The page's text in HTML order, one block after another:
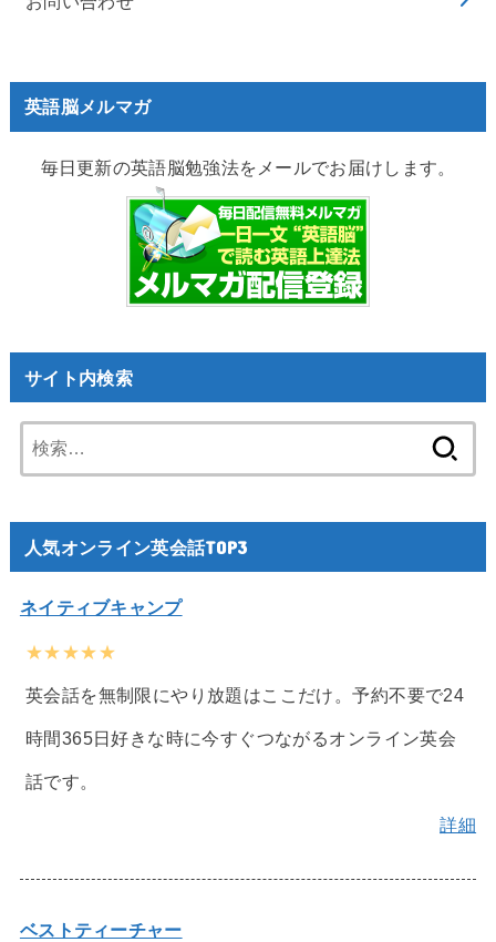
英語脳メルマガ
毎日更新の英語脳勉強法をメールでお届けします。
サイト内検索
索:
人気オンライン英会話TOP3
ネイティブキャンプ
★★★★★
英会話を無制限にやり放題はここだけ。予約不要で24
時間365日好きな時に今すぐつながるオンライン英会
話です。
詳細
ベストティーチャー